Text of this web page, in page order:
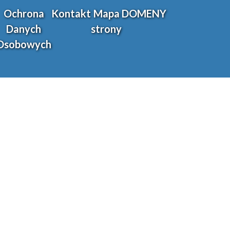
Ochrona
Danych
Kontakt Mapa
strony
DOMENY